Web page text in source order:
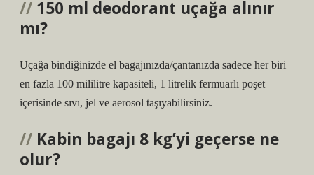
150 ml deodorant uçağa alınır
mı?
Uçağa bindiğinizde el bagajınızda/çantanızda sadece her biri
en fazla 100 mililitre kapasiteli, 1 litrelik fermuarlı poşet
içerisinde sıvı, jel ve aerosol taşıyabilirsiniz.
Kabin bagajı 8 kg’yi geçerse ne
olur?